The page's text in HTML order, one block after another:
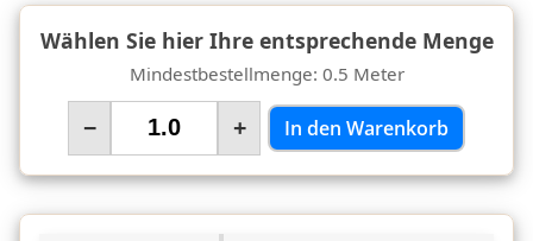
Wählen Sie hier Ihre entsprechende Menge
Mindestbestellmenge: 0.5 Meter
− + In den Warenkorb